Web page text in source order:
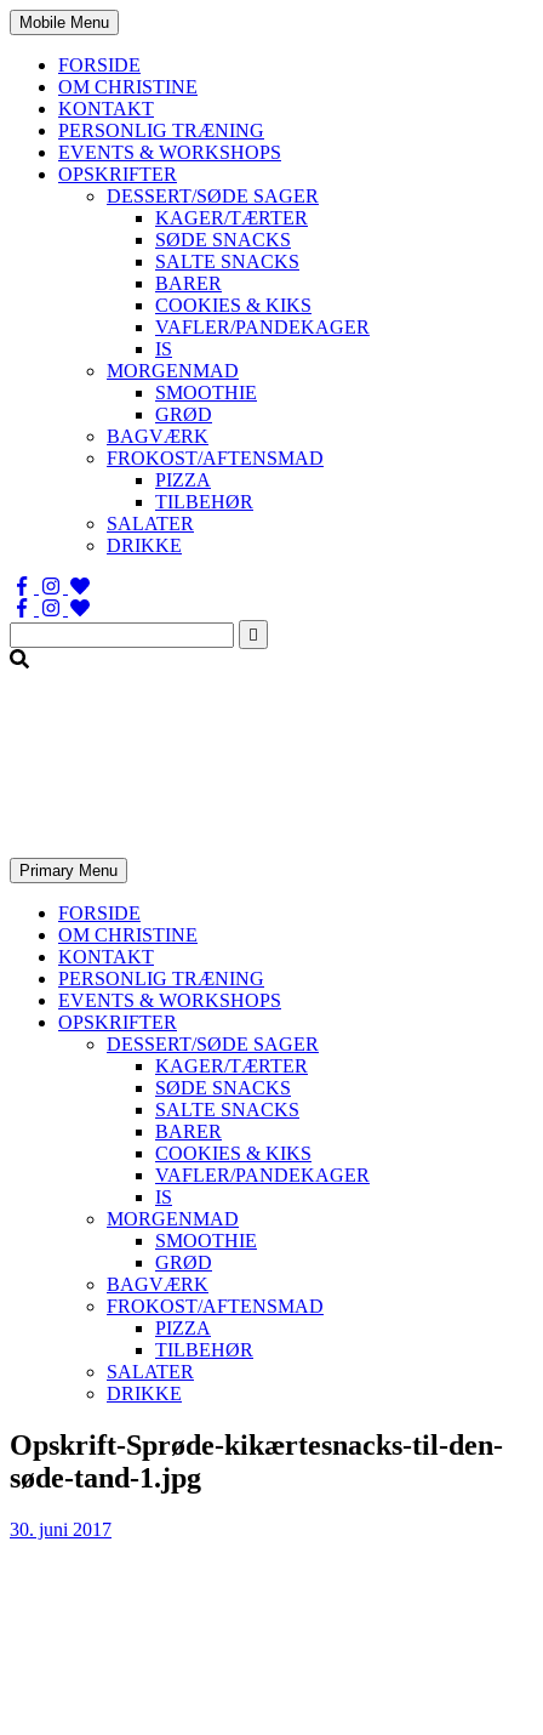
Mobile Menu
FORSIDE
OM CHRISTINE
KONTAKT
PERSONLIG TRÆNING
EVENTS & WORKSHOPS
OPSKRIFTER
DESSERT/SØDE SAGER
KAGER/TÆRTER
SØDE SNACKS
SALTE SNACKS
BARER
COOKIES & KIKS
VAFLER/PANDEKAGER
IS
MORGENMAD
SMOOTHIE
GRØD
BAGVÆRK
FROKOST/AFTENSMAD
PIZZA
TILBEHØR
SALATER
DRIKKE
Søg
efter:
Primary Menu
FORSIDE
OM CHRISTINE
KONTAKT
PERSONLIG TRÆNING
EVENTS & WORKSHOPS
OPSKRIFTER
DESSERT/SØDE SAGER
KAGER/TÆRTER
SØDE SNACKS
SALTE SNACKS
BARER
COOKIES & KIKS
VAFLER/PANDEKAGER
IS
MORGENMAD
SMOOTHIE
GRØD
BAGVÆRK
FROKOST/AFTENSMAD
PIZZA
TILBEHØR
SALATER
DRIKKE
Skip
to
content
Opskrift-Sprøde-kikærtesnacks-til-den-
søde-tand-1.jpg
30. juni 2017